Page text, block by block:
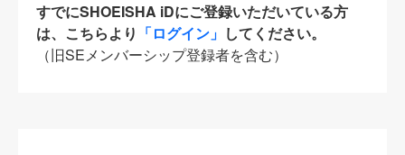
すでにSHOEISHA iDにご登録いただいている方
は、こちらより 「ログイン」 してください。
（旧SEメンバーシップ登録者を含む）